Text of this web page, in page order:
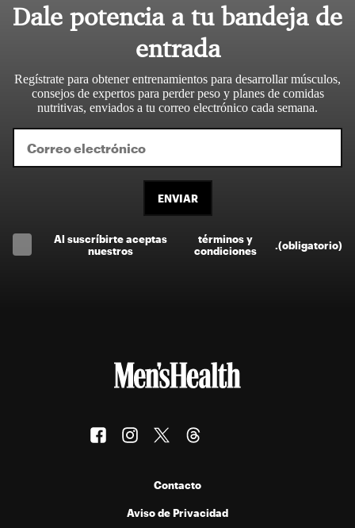
Dale potencia a tu bandeja de
entrada
Regístrate para obtener entrenamientos para desarrollar músculos,
consejos de expertos para perder peso y planes de comidas
nutritivas, enviados a tu correo electrónico cada semana.
ENVIAR
Al suscríbirte aceptas
nuestros
términos y
condiciones
(obligatorio)
Contacto
Aviso de Privacidad